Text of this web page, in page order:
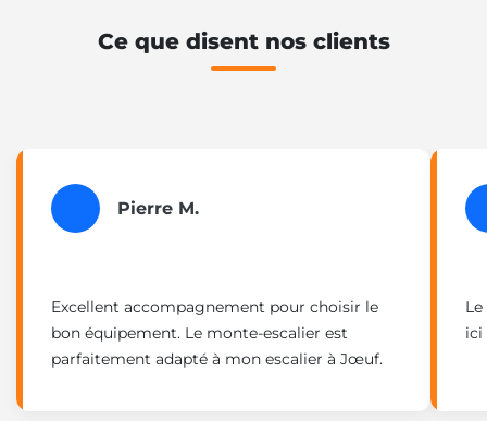
Ce que disent nos clients
Pierre M.
Excellent accompagnement pour choisir le
bon équipement. Le monte-escalier est
parfaitement adapté à mon escalier à Jœuf.
ici